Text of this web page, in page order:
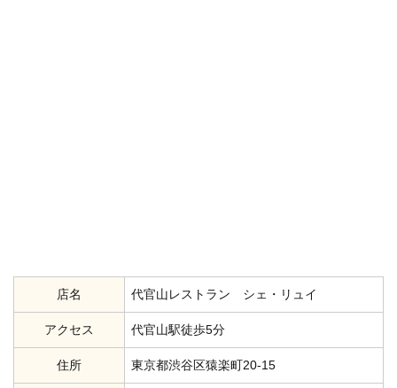
店名 代官山レストラン シェ・リュイ
アクセス 代官山駅徒歩5分
住所 東京都渋谷区猿楽町20-15